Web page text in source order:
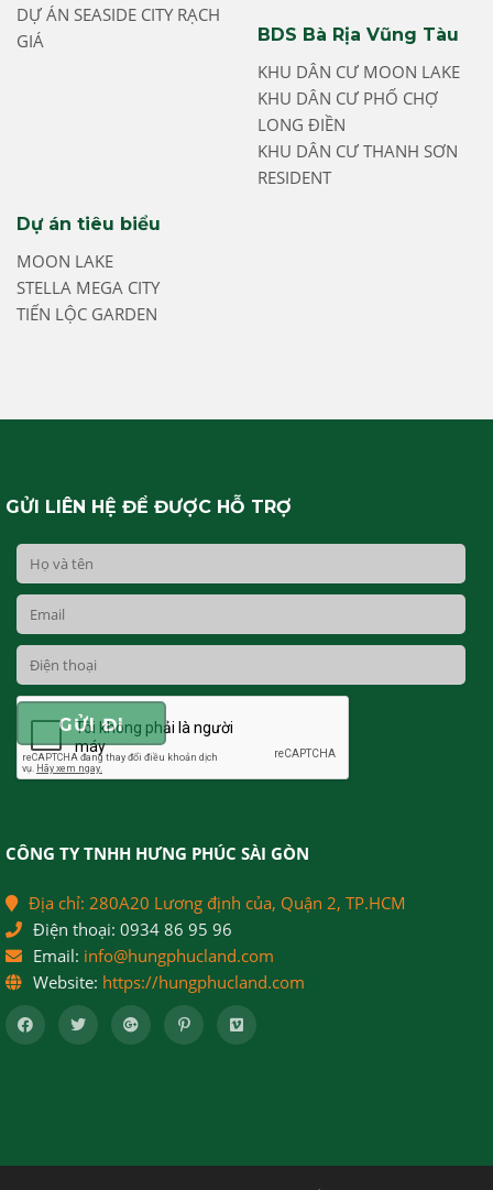
DỰ ÁN SEASIDE CITY RẠCH
GIÁ
BDS Bà Rịa Vũng Tàu
KHU DÂN CƯ MOON LAKE
KHU DÂN CƯ PHỐ CHỢ
LONG ĐIỀN
KHU DÂN CƯ THANH SƠN
RESIDENT
Dự án tiêu biểu
MOON LAKE
STELLA MEGA CITY
TIẾN LỘC GARDEN
GỬI LIÊN HỆ ĐỂ ĐƯỢC HỖ TRỢ
CÔNG TY TNHH HƯNG PHÚC SÀI GÒN
Địa chỉ: 280A20 Lương định của, Quận 2, TP.HCM
Điện thoại: 0934 86 95 96
Email: info@hungphucland.com
Website: https://hungphucland.com